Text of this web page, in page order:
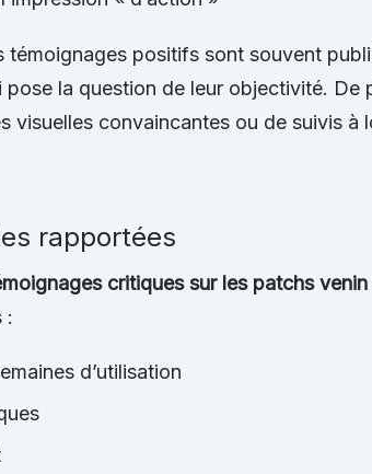
positifs sont souvent
la question de leur objectivité. De
visuelles convaincantes ou de suivis à
rapportées
critiques sur les patchs venin
:
d’utilisation